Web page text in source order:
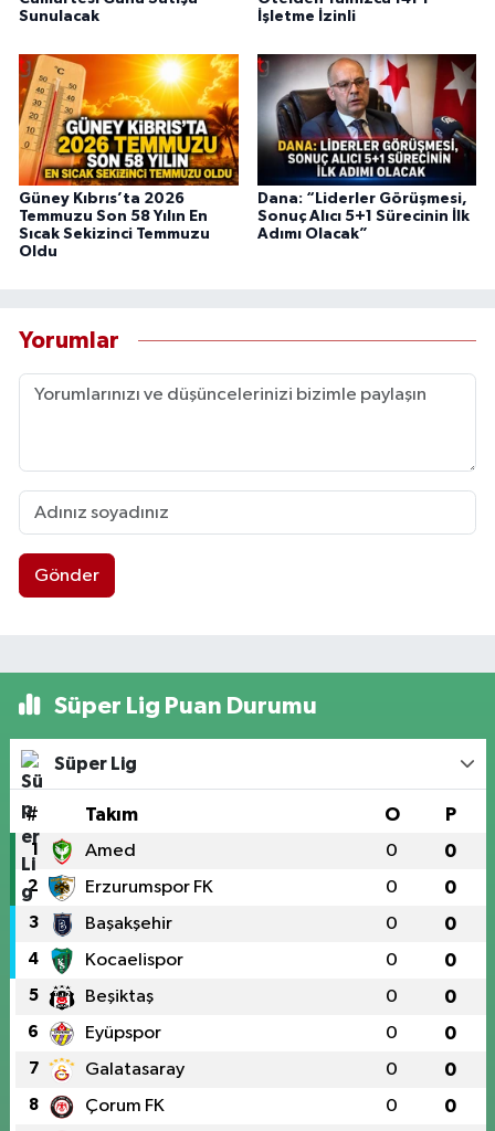
Sunulacak
İşletme İzinli
Güney Kıbrıs’ta 2026
Temmuzu Son 58 Yılın En
Sıcak Sekizinci Temmuzu
Oldu
Dana: “Liderler Görüşmesi,
Sonuç Alıcı 5+1 Sürecinin İlk
Adımı Olacak”
Yorumlar
Gönder
Süper Lig Puan Durumu
Süper Lig
# Takım O P
1 Amed 0 0
2 Erzurumspor FK 0 0
3 Başakşehir 0 0
4 Kocaelispor 0 0
5 Beşiktaş 0 0
6 Eyüpspor 0 0
7 Galatasaray 0 0
8 Çorum FK 0 0